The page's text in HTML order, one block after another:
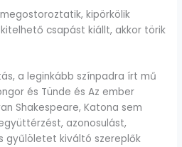
kipörkölik
csapást kiállt, akkor törik
a leginkább színpadra írt mű
és Tünde és Az ember
Shakespeare, Katona sem
azonosulást,
gyűlöletet kiváltó szereplők